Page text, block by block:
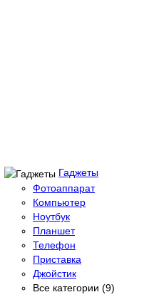
Гаджеты
Фотоаппарат
Компьютер
Ноутбук
Планшет
Телефон
Приставка
Джойстик
Все категории (9)